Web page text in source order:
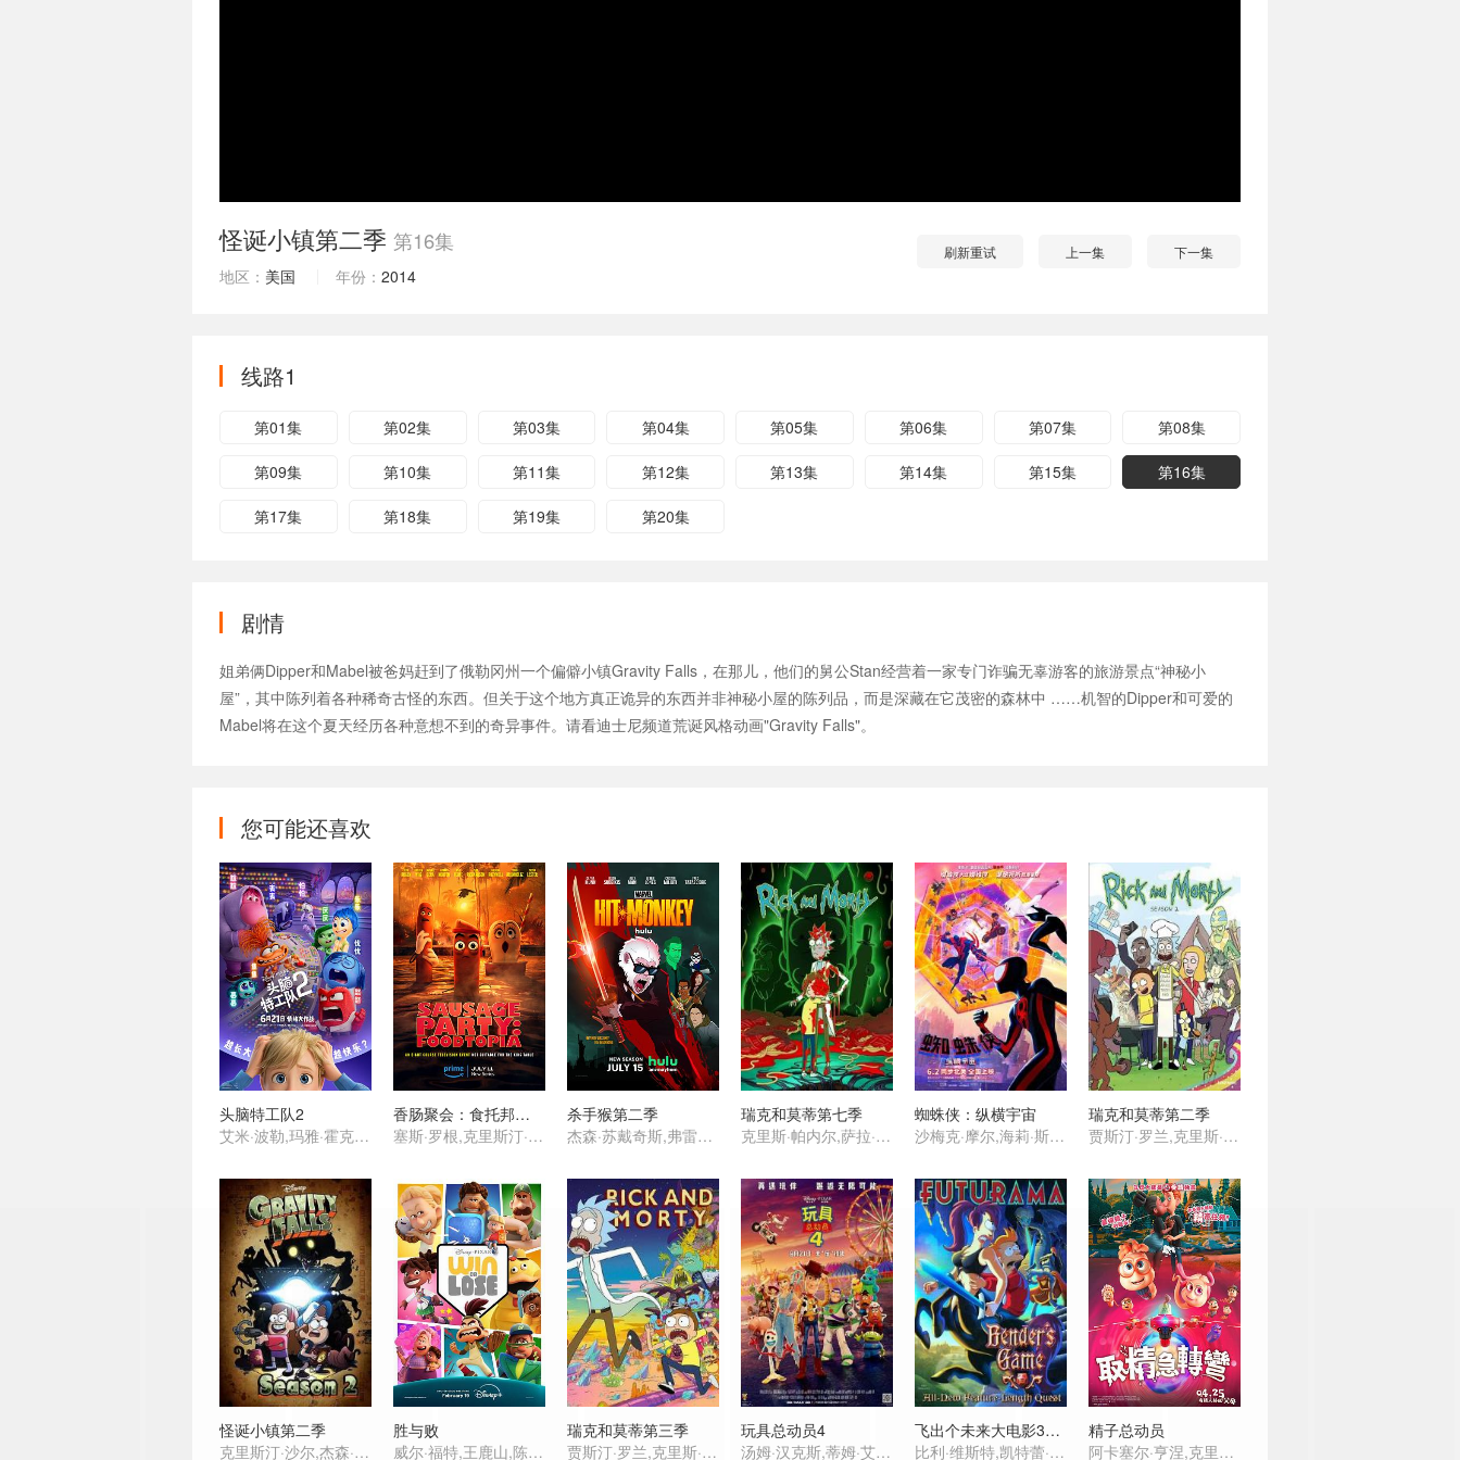
刷新重试 上一集 下一集
怪诞小镇第二季 第16集
地区： 美国 年份： 2014
线路1
第01集 第02集 第03集 第04集 第05集 第06集 第07集 第08集
第09集 第10集 第11集 第12集 第13集 第14集 第15集 第16集
第17集 第18集 第19集 第20集
剧情
姐弟俩Dipper和Mabel被爸妈赶到了俄勒冈州一个偏僻小镇Gravity Falls，在那儿，他们的舅公Stan经营着一家专门诈骗无辜游客的旅游景点“神秘小
屋”，其中陈列着各种稀奇古怪的东西。但关于这个地方真正诡异的东西并非神秘小屋的陈列品，而是深藏在它茂密的森林中 ……机智的Dipper和可爱的
Mabel将在这个夏天经历各种意想不到的奇异事件。请看迪士尼频道荒诞风格动画"Gravity Falls"。
您可能还喜欢
头脑特工队2
艾米·波勒,玛雅·霍克,肯辛顿·托尔曼,莉萨·拉皮拉,托尼·海尔,刘易斯·布莱克,菲利丝·史密斯,阿尤·艾德维利,莉莉玛,格蕾丝·陆,苏梅亚·努里丁-格林,阿黛尔·艾克萨勒霍布洛斯,保罗·沃尔特·豪泽,朱恩·斯奎布,戴安·琳恩,凯尔·麦克拉克伦,伊薇特·尼科尔·布朗,罗恩·芬奇斯,詹姆士·奥斯汀·约翰逊,叶永,史蒂夫·波赛尔
香肠聚会：食托邦第一季
塞斯·罗根,克里斯汀·韦格,迈克尔·塞拉,大卫·克朗姆霍茨,爱德华·诺顿,威尔·福特,山姆·理查森,娜塔莎·罗斯韦尔,亚瑟·李斯特
杀手猴第二季
杰森·苏戴奇斯,弗雷德·塔特西奥,奥立薇娅·玛恩,武井乔治,松村艾丽,蕾可·艾尔丝沃斯,诺希尔·达拉尔,Nobi Nakanishi,Mia Korf
瑞克和莫蒂第七季
克里斯·帕内尔,萨拉·乔克,斯宾瑟·格拉默
蜘蛛侠：纵横宇宙
沙梅克·摩尔,海莉·斯坦菲尔德,奥斯卡·伊萨克,杰克·约翰逊,伊萨·雷,詹森·舒瓦兹曼,马赫沙拉·阿里,布莱恩·泰里·亨利,劳伦·维勒斯,丹尼尔·卡卢亚,卡兰·索尼,安迪·萨姆伯格,乔玛·塔科内,唐纳德·格洛弗,谢伊·惠格姆,阿曼德拉·斯坦伯格 ,瑞秋·德拉彻,佩吉·陆,安德鲁·加菲尔德,佐伊·克罗维兹,约翰·木兰尼,贵美子·格伦,克里斯·派恩
瑞克和莫蒂第二季
贾斯汀·罗兰,克里斯·帕内尔,斯宾瑟·格拉默
怪诞小镇第二季
克里斯汀·沙尔,杰森·雷特,亚历克斯·赫什,琳达·卡德里尼,J·K·西蒙斯,迪·布拉雷·贝克尔,Jackie Buscarino,Niki Yang,Carl Faruolo
胜与败
威尔·福特,王鹿山,陈琦烨,乔·费尔斯通,米兰·雷,乔希·汤姆森,Rosie Foss
瑞克和莫蒂第三季
贾斯汀·罗兰,克里斯·帕内尔,斯宾瑟·格拉默
玩具总动员4
汤姆·汉克斯,蒂姆·艾伦,安妮·波茨,托尼·海尔,科甘-迈克尔·凯,玛德琳·麦格劳,克里斯蒂娜·亨德里克斯,乔丹·皮尔,基努·里维斯,松村艾丽,杰伊·埃尔南德斯,罗里·艾伦,琼·库萨克,邦尼·亨特,克里斯汀·沙尔,华莱士·肖恩,约翰·拉岑贝格,布莱克·克拉克,朱恩·斯奎布,卡尔·韦瑟斯,唐·里克斯,杰夫·格尔林,朱莉安娜·汉森,爱丝黛儿·哈里斯,劳里·梅特卡夫,史蒂夫·波赛尔,梅尔·布鲁克斯,艾伦·欧朋海默,卡罗尔·博内特,贝蒂·怀特,卡尔·雷纳,比尔·哈德尔,帕特丽夏·阿奎特,提摩西·道尔顿,弗利,梅丽
飞出个未来大电影3：班德的游戏
比利·维斯特,凯特蕾·萨加尔,约翰·迪·马吉欧,特蕾丝·麦克尼尔,莫里斯·拉马奇,菲尔·拉马,劳伦·汤姆,大卫·赫尔曼,凯斯·索西,弗兰克·维尔克
精子总动员
阿卡塞尔·亨涅,克里斯蒂安·鲁贝克,Mathilde Thomine Storm,比约恩·桑德奎斯特,娜思琳·库斯拉维,Christian Fredrik Mikkelsen